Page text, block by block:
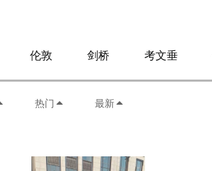
伦敦 剑桥 考文垂
热门 最新